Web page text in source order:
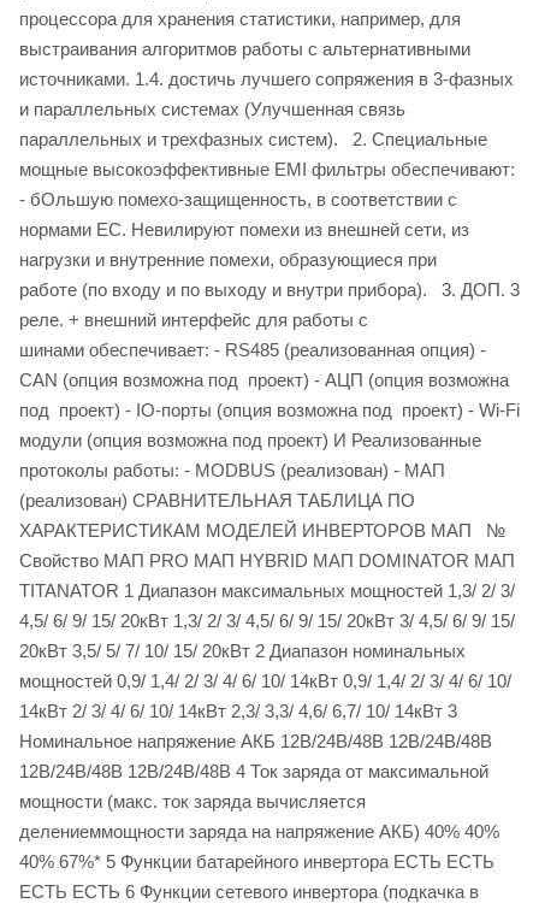
процессора для хранения статистики, например, для
выстраивания алгоритмов работы с альтернативными
источниками. 1.4. достичь лучшего сопряжения в 3-фазных
и параллельных системах (Улучшенная связь
параллельных и трехфазных систем). 2. Специальные
мощные высокоэффективные EMI фильтры обеспечивают:
- бОльшую помехо-защищенность, в соответствии с
нормами ЕС. Невилируют помехи из внешней сети, из
нагрузки и внутренние помехи, образующиеся при
работе (по входу и по выходу и внутри прибора). 3. ДОП. 3
реле. + внешний интерфейс для работы с
шинами обеспечивает: - RS485 (реализованная опция) -
CAN (опция возможна под проект) - АЦП (опция возможна
под проект) - IO-порты (опция возможна под проект) - Wi-Fi
модули (опция возможна под проект) И Реализованные
протоколы работы: - MODBUS (реализован) - МАП
(реализован) СРАВНИТЕЛЬНАЯ ТАБЛИЦА ПО
ХАРАКТЕРИСТИКАМ МОДЕЛЕЙ ИНВЕРТОРОВ МАП №
Свойство МАП PRO МАП HYBRID МАП DOMINATOR МАП
TITANATOR 1 Диапазон максимальных мощностей 1,3/ 2/ 3/
4,5/ 6/ 9/ 15/ 20кВт 1,3/ 2/ 3/ 4,5/ 6/ 9/ 15/ 20кВт 3/ 4,5/ 6/ 9/ 15/
20кВт 3,5/ 5/ 7/ 10/ 15/ 20кВт 2 Диапазон номинальных
мощностей 0,9/ 1,4/ 2/ 3/ 4/ 6/ 10/ 14кВт 0,9/ 1,4/ 2/ 3/ 4/ 6/ 10/
14кВт 2/ 3/ 4/ 6/ 10/ 14кВт 2,3/ 3,3/ 4,6/ 6,7/ 10/ 14кВт 3
Номинальное напряжение АКБ 12В/24В/48В 12В/24В/48В
12В/24В/48В 12В/24В/48В 4 Ток заряда от максимальной
мощности (макс. ток заряда вычисляется
делениеммощности заряда на напряжение АКБ) 40% 40%
40% 67%* 5 Функции батарейного инвертора ЕСТЬ ЕСТЬ
ЕСТЬ ЕСТЬ 6 Функции сетевого инвертора (подкачка в